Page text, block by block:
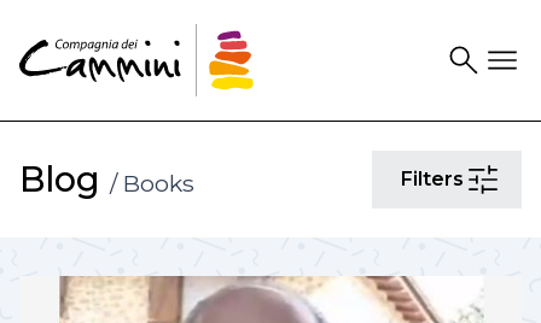
SearchDrawer
Blog / Books Filters Filters